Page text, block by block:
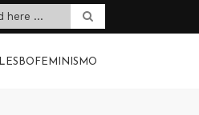
LESBOFEMINISMO